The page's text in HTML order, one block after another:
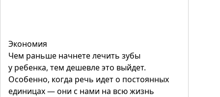
Экономия
Чем раньше начнете лечить зубы
у ребенка, тем дешевле это выйдет.
Особенно, когда речь идет о постоянных
единицах — они с нами на всю жизнь